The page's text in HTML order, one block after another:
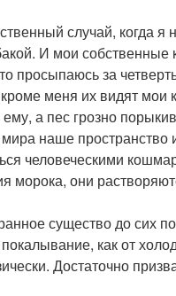
случай, когда
И мои
просыпаюсь за
меня их видят мои
а пес грозно
наше пространство
человеческими
морока, они
существо до сих
как от
Достаточно